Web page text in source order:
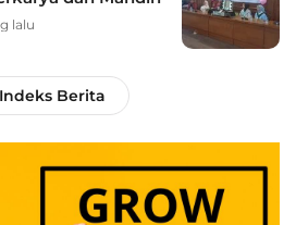
lalu
Indeks Berita